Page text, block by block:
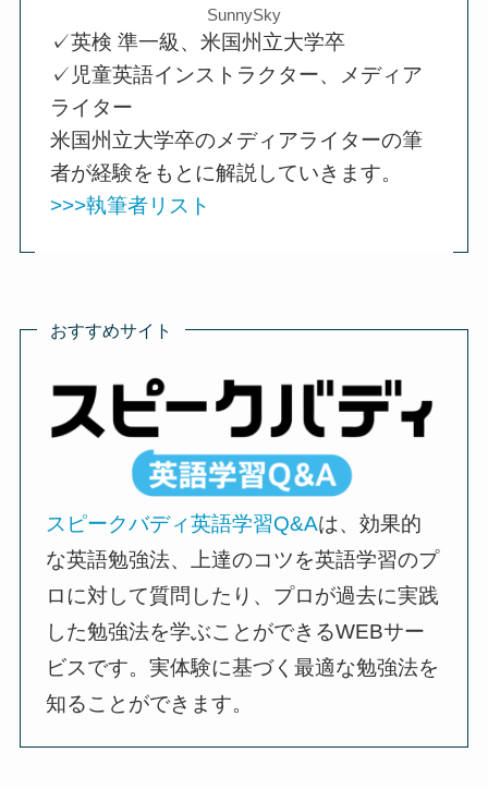
SunnySky
✓英検 準一級、米国州立大学卒
✓児童英語インストラクター、メディア
ライター
米国州立大学卒のメディアライターの筆
者が経験をもとに解説していきます。
>>>執筆者リスト
おすすめサイト
スピークバディ英語学習Q&Aは、効果的
な英語勉強法、上達のコツを英語学習のプ
ロに対して質問したり、プロが過去に実践
した勉強法を学ぶことができるWEBサー
ビスです。実体験に基づく最適な勉強法を
知ることができます。